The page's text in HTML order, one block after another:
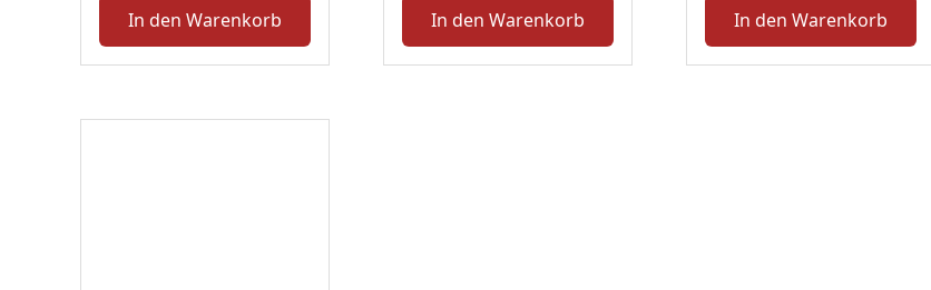
In den Warenkorb
In den Warenkorb
In den Warenkorb